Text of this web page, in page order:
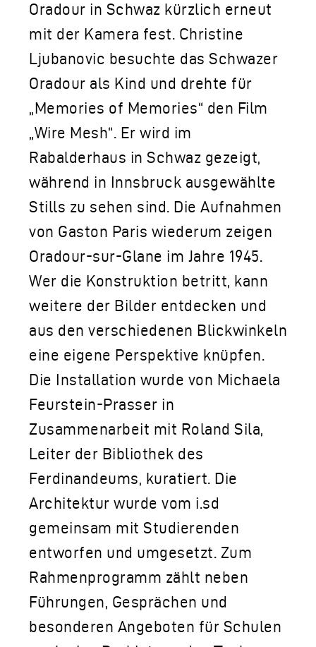
Oradour in Schwaz kürzlich erneut
mit der Kamera fest. Christine
Ljubanovic besuchte das Schwazer
Oradour als Kind und drehte für
„Memories of Memories“ den Film
„Wire Mesh“. Er wird im
Rabalderhaus in Schwaz gezeigt,
während in Innsbruck ausgewählte
Stills zu sehen sind. Die Aufnahmen
von Gaston Paris wiederum zeigen
Oradour-sur-Glane im Jahre 1945.
Wer die Konstruktion betritt, kann
weitere der Bilder entdecken und
aus den verschiedenen Blickwinkeln
eine eigene Perspektive knüpfen.
Die Installation wurde von Michaela
Feurstein-Prasser in
Zusammenarbeit mit Roland Sila,
Leiter der Bibliothek des
Ferdinandeums, kuratiert. Die
Architektur wurde vom i.sd
gemeinsam mit Studierenden
entworfen und umgesetzt. Zum
Rahmenprogramm zählt neben
Führungen, Gesprächen und
besonderen Angeboten für Schulen